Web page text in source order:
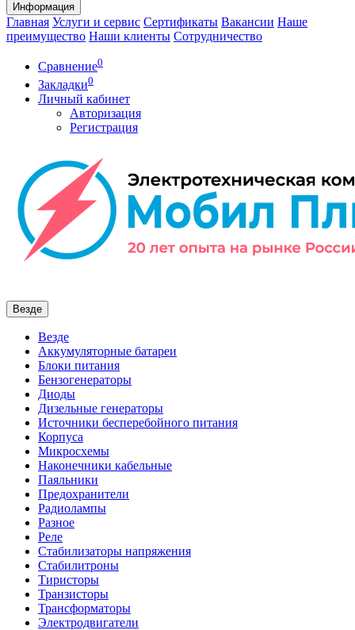
Информация
Главная Услуги и сервис Сертификаты Вакансии Наше
преимущество Наши клиенты Сотрудничество
Сравнение0
Закладки0
Личный кабинет
Авторизация
Регистрация
Везде
Везде
Аккумуляторные батареи
Блоки питания
Бензогенераторы
Диоды
Дизельные генераторы
Источники бесперебойного питания
Корпуса
Микросхемы
Наконечники кабельные
Паяльники
Предохранители
Радиолампы
Разное
Реле
Стабилизаторы напряжения
Стабилитроны
Тиристоры
Транзисторы
Трансформаторы
Электродвигатели